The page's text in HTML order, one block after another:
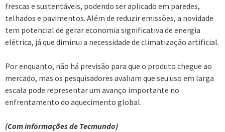
frescas e sustentáveis, podendo ser aplicado em paredes,
telhados e pavimentos. Além de reduzir emissões, a novidade
tem potencial de gerar economia significativa de energia
elétrica, já que diminui a necessidade de climatização artificial.
Por enquanto, não há previsão para que o produto chegue ao
mercado, mas os pesquisadores avaliam que seu uso em larga
escala pode representar um avanço importante no
enfrentamento do aquecimento global.
(Com informações de Tecmundo)